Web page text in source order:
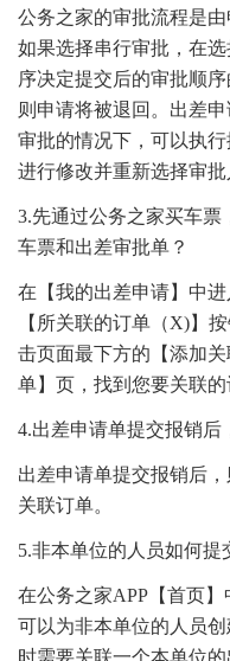
公务之家的审批流程是
如果选择串行审批，在
序决定提交后的审批顺
则申请将被退回。出差
审批的情况下，可以执
进行修改并重新选择审批
3.先通过公务之家买车
车票和出差审批单？
在【我的出差申请】中
【所关联的订单（X)】
击页面最下方的【添加
单】页，找到您要关联的
4.出差申请单提交报销后
出差申请单提交报销后
关联订单。
5.非本单位的人员如何提
在公务之家APP【首页】
可以为非本单位的人员
时需要关联一个本单位的